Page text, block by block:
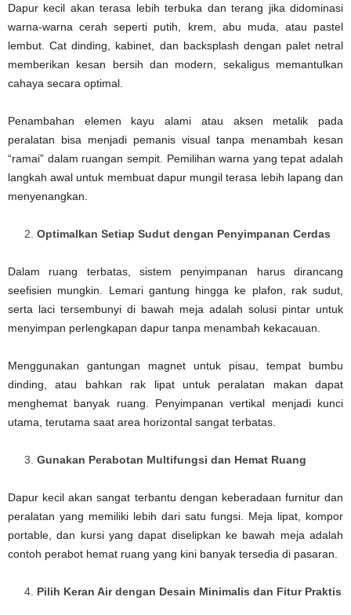
Dapur kecil akan terasa lebih terbuka dan terang jika didominasi
warna-warna cerah seperti putih, krem, abu muda, atau pastel
lembut. Cat dinding, kabinet, dan backsplash dengan palet netral
memberikan kesan bersih dan modern, sekaligus memantulkan
cahaya secara optimal.
Penambahan elemen kayu alami atau aksen metalik pada
peralatan bisa menjadi pemanis visual tanpa menambah kesan
“ramai” dalam ruangan sempit. Pemilihan warna yang tepat adalah
langkah awal untuk membuat dapur mungil terasa lebih lapang dan
menyenangkan.
Optimalkan Setiap Sudut dengan Penyimpanan Cerdas
Dalam ruang terbatas, sistem penyimpanan harus dirancang
seefisien mungkin. Lemari gantung hingga ke plafon, rak sudut,
serta laci tersembunyi di bawah meja adalah solusi pintar untuk
menyimpan perlengkapan dapur tanpa menambah kekacauan.
Menggunakan gantungan magnet untuk pisau, tempat bumbu
dinding, atau bahkan rak lipat untuk peralatan makan dapat
menghemat banyak ruang. Penyimpanan vertikal menjadi kunci
utama, terutama saat area horizontal sangat terbatas.
Gunakan Perabotan Multifungsi dan Hemat Ruang
Dapur kecil akan sangat terbantu dengan keberadaan furnitur dan
peralatan yang memiliki lebih dari satu fungsi. Meja lipat, kompor
portable, dan kursi yang dapat diselipkan ke bawah meja adalah
contoh perabot hemat ruang yang kini banyak tersedia di pasaran.
Pilih Keran Air dengan Desain Minimalis dan Fitur Praktis